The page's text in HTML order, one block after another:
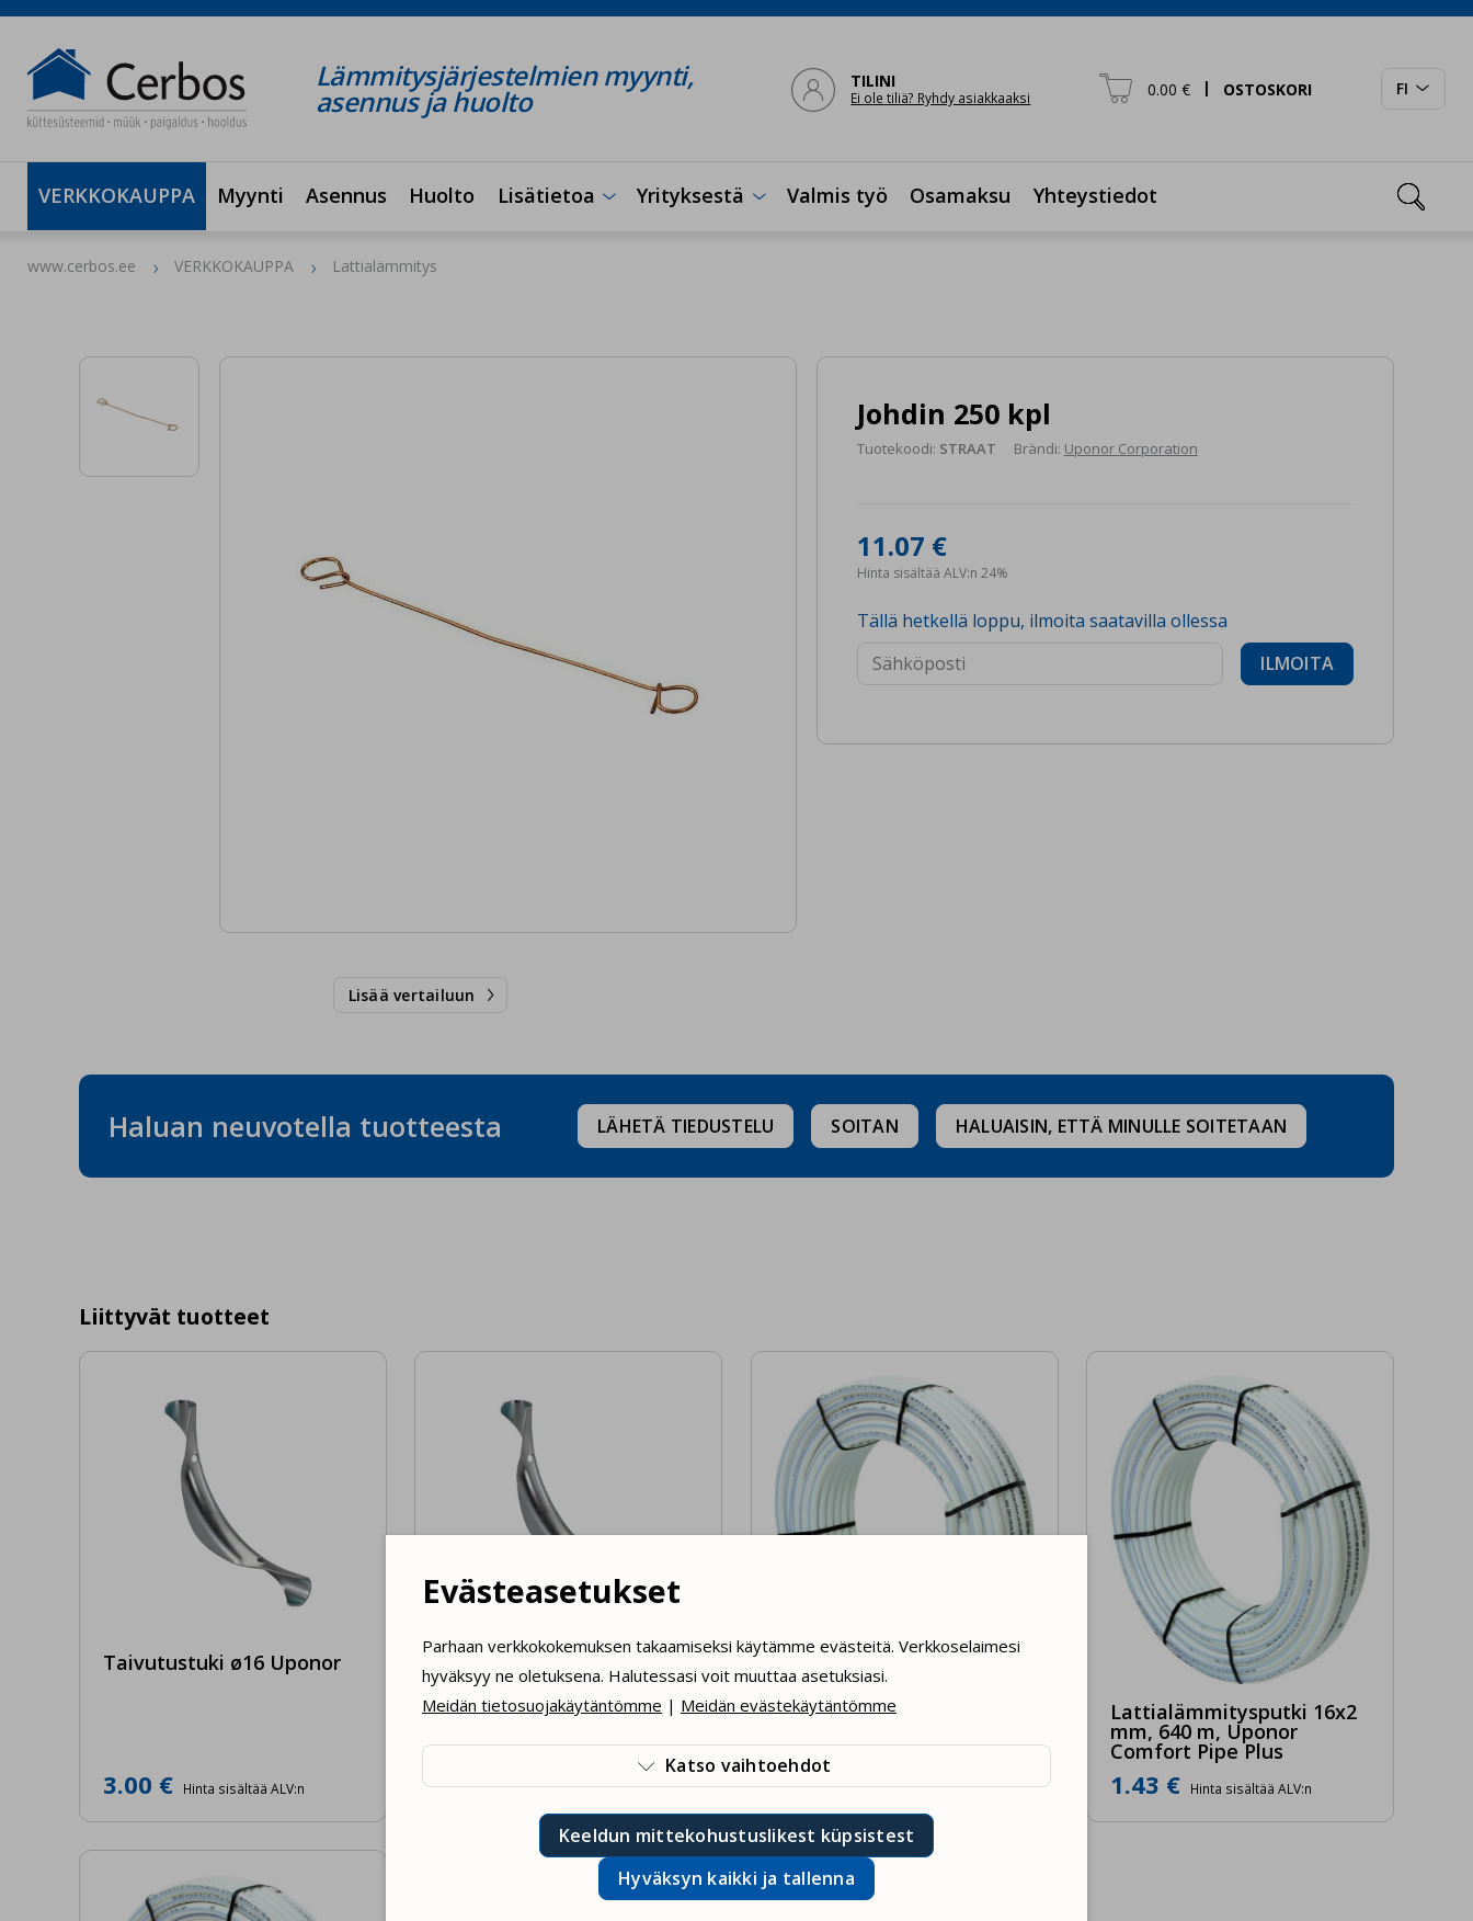
Lämmitysjärjestelmien myynti,
asennus ja huolto  TILINI
Ei ole tiliä? Ryhdy asiakkaaksi  0.00 € | OSTOSKORI FI 
VERKKOKAUPPA Myynti Asennus Huolto Lisätietoa  Yrityksestä  Valmis työ Osamaksu Yhteystiedot 
www.cerbos.ee VERKKOKAUPPA Lattialämmitys
Lisää vertailuun 
Johdin 250 kpl
Tuotekoodi: STRAAT Brändi: Uponor Corporation
11.07 €
Hinta sisältää ALV:n 24%
Tällä hetkellä loppu, ilmoita saatavilla ollessa
ILMOITA
Haluan neuvotella tuotteesta LÄHETÄ TIEDUSTELU SOITAN HALUAISIN, ETTÄ MINULLE SOITETAAN
Liittyvät tuotteet
Taivutustuki ø16 Uponor
3.00 € Hinta sisältää ALV:n 3.70 € Hinta sisältää ALV:n
Lattialämmitysputki 16x2
Comfort Pipe Plus
1.51 € Hinta sisältää ALV:n
Lattialämmitysputki 16x2
mm, 640 m, Uponor
Comfort Pipe Plus
1.43 € Hinta sisältää ALV:n
Evästeasetukset
Parhaan verkkokokemuksen takaamiseksi käytämme evästeitä. Verkkoselaimesi
hyväksyy ne oletuksena. Halutessasi voit muuttaa asetuksiasi.
Meidän tietosuojakäytäntömme | Meidän evästekäytäntömme
 Katso vaihtoehdot
Käytämme teknisiä evästeitä, jotka ovat välttämättömiä verkkosivuston
toiminnalle. Laillisesti pakolliset evästeet.
Hyväksyn tilastolliset evästeet. Ne mahdollistavat esimerkiksi verkkoliikenteen
Keeldun mittekohustuslikest küpsistest
Hyväksyn kaikki ja tallenna